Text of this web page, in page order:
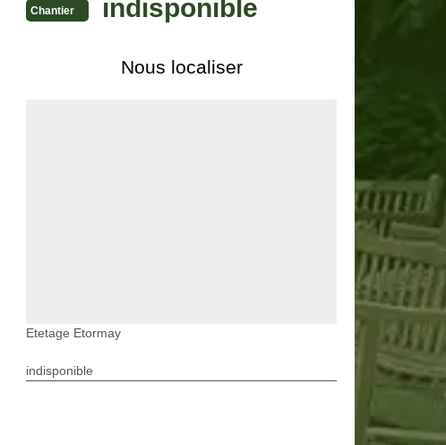
Chantier indisponible
Nous localiser
Etetage Etormay
indisponible